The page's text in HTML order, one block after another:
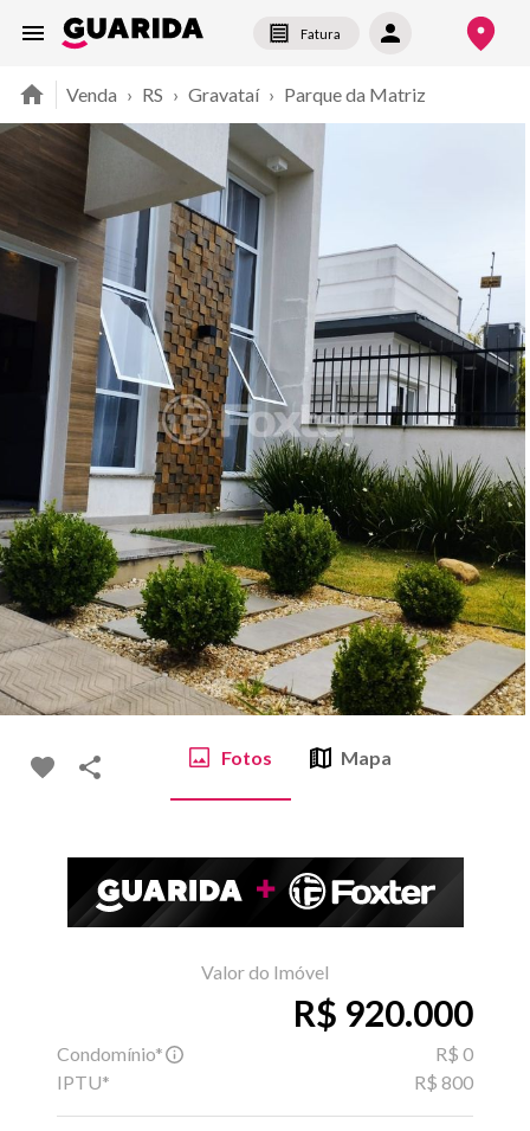
Fatura
Venda › RS › Gravataí › Parque da Matriz
Fotos Mapa
Valor do Imóvel
R$ 920.000
Condomínio*
R$ 0
IPTU*
R$ 800